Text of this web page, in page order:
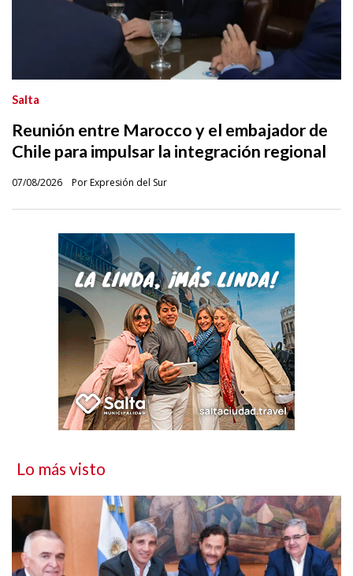
Reunión entre Marocco y el embajador de
Chile para impulsar la integración regional
Por Expresión del Sur
Salta
07/08/2026
Lo más visto